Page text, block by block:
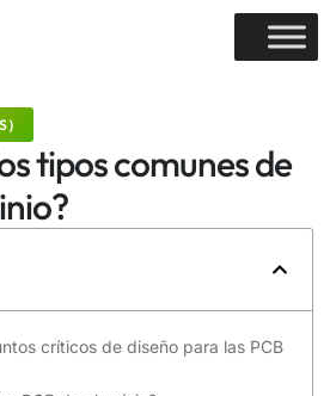
tipos comunes de
críticos de diseño para las PCB